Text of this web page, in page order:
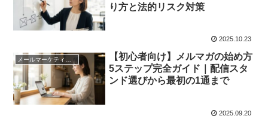
り方と法的リスク対策
2025.10.23
【初心者向け】メルマガの始め方
5ステップ完全ガイド｜配信スタ
ンド選びから最初の1通まで
2025.09.20